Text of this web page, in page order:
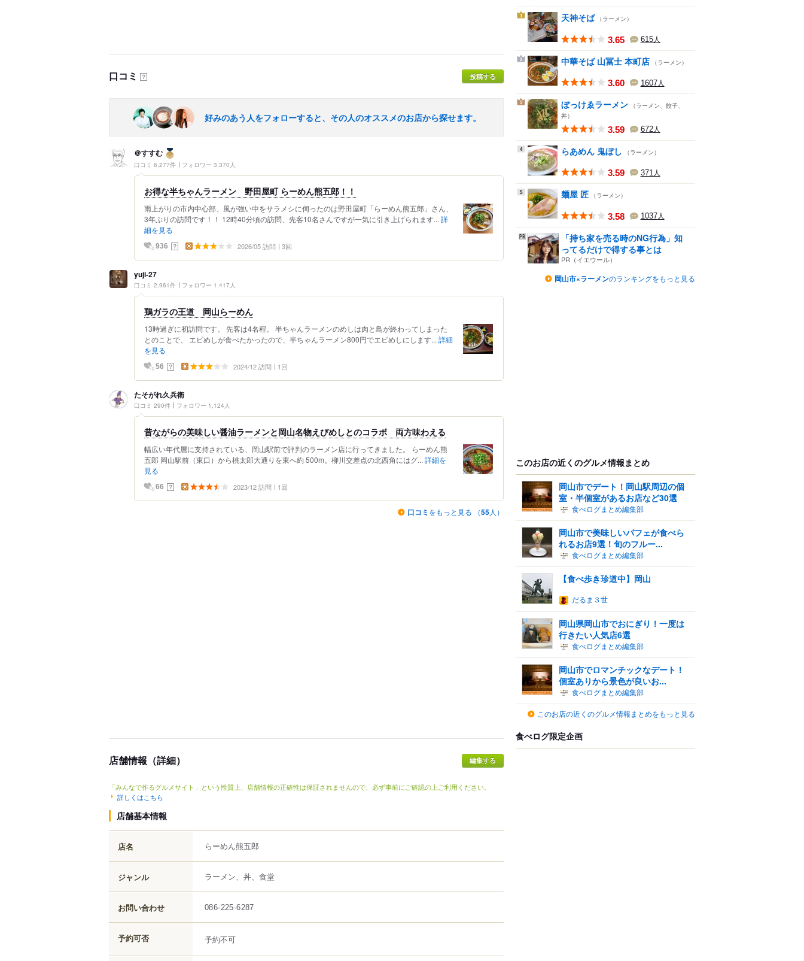
口コミ ？ 投稿する
好みのあう人をフォローすると、その人のオススメのお店から探せます。
＠すすむ
口コミ 6,277件 フォロワー 3,370人
お得な半ちゃんラーメン 野田屋町 らーめん熊五郎！！
雨上がりの市内中心部、風が強い中をサラメシに伺ったのは野田屋町「らーめん熊五郎」さん、
3年ぶりの訪問です！！ 12時40分頃の訪問、先客10名さんですが一気に引き上げられます... 詳
細を見る
936 ？ 2026/05 訪問 3回
yuji-27
口コミ 2,961件 フォロワー 1,417人
鶏ガラの王道 岡山らーめん
13時過ぎに初訪問です。 先客は4名程。 半ちゃんラーメンのめしは肉と鳥が終わってしまった
とのことで、 エビめしが食べたかったので、半ちゃんラーメン800円でエビめしにします... 詳細
を見る
56 ？ 2024/12 訪問 1回
たそがれ久兵衛
口コミ 290件 フォロワー 1,124人
昔ながらの美味しい醤油ラーメンと岡山名物えびめしとのコラボ 両方味わえる
幅広い年代層に支持されている、岡山駅前で評判のラーメン店に行ってきました。 らーめん熊
五郎 岡山駅前（東口）から桃太郎大通りを東へ約 500m。柳川交差点の北西角にはグ... 詳細を
見る
66 ？ 2023/12 訪問 1回
口コミ をもっと見る （55人）
店舗情報（詳細）
「みんなで作るグルメサイト」という性質上、店舗情報の正確性は保証されませんので、必ず事前にご確認の上ご利用ください。
詳しくはこちら
店舗基本情報
店名 らーめん熊五郎
ジャンル ラーメン、丼、食堂
お問い合わせ 086-225-6287
予約可否 予約不可
1 天神そば （ラーメン）
3.65 615人
2 中華そば 山冨士 本町店 （ラーメン）
3.60 1607人
3 ぼっけゑラーメン （ラーメン、餃子、
丼）
3.59 672人
4 らあめん 鬼ぼし （ラーメン）
3.59 371 人
5 麺屋 匠 （ラーメン）
3.58 1037人
「持ち家を売る時のNG行為」知
ってるだけで得する事とは
PR（イエウール）
岡山市×ラーメンのランキングをもっと見る
このお店の近くのグルメ情報まとめ
岡山市でデート！岡山駅周辺の個
室・半個室があるお店など30選
食べログまとめ編集部
岡山市で美味しいパフェが食べら
れるお店9選！旬のフルー...
食べログまとめ編集部
【食べ歩き珍道中】岡山
だるま３世
岡山県岡山市でおにぎり！一度は
行きたい人気店6選
食べログまとめ編集部
岡山市でロマンチックなデート！
個室ありから景色が良いお...
食べログまとめ編集部
このお店の近くのグルメ情報まとめをもっと見る
食べログ限定企画